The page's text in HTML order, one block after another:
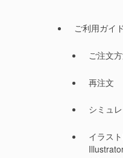
ご利用ガイド
ご注文
再注文
シミュ
イラス